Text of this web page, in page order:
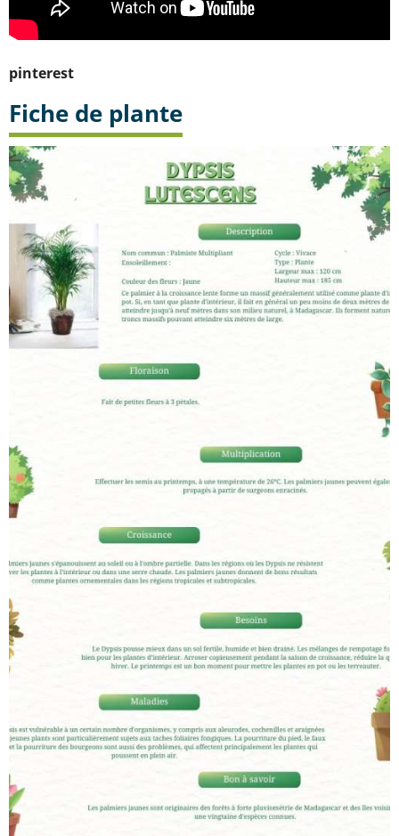
pinterest
Fiche de plante